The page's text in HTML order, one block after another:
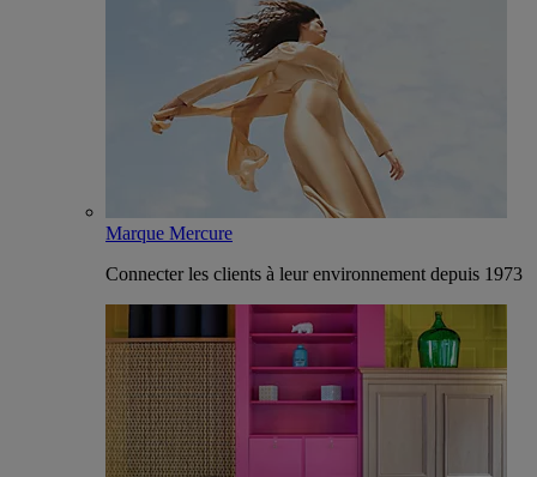
Marque Mercure
Connecter les clients à leur environnement depuis 1973